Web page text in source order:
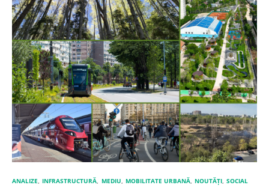
ANALIZE INFRASTRUCTURĂ MEDIU MOBILITATE URBANĂ NOUTĂȚI SOCIAL